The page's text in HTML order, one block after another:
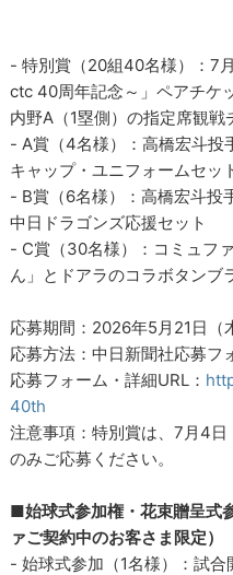
- 特別賞（20組40名様）：7
ctc 40周年記念～」ペアチケ
内野A（1塁側）の指定席観戦
- A賞（4名様）：高橋宏斗投
キャップ・ユニフォームセッ
- B賞（6名様）：高橋宏斗投
中日ドラゴンズ応援セット
- C賞（30名様）：コミュフ
ん」とドアラのコラボタンブ
応募期間：2026年5月21日（
応募方法：中日新聞社応募フ
応募フォーム・詳細URL：
40th
注意事項：特別賞は、7月4
のみご応募ください。
■始球式参加権・花束贈呈式
ァご契約中のお客さま限定）
- 始球式参加（1名様）：試